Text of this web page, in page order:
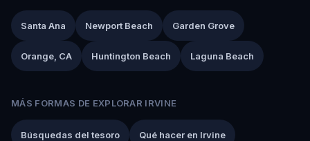
Santa Ana Newport Beach Garden Grove
Orange, CA Huntington Beach Laguna Beach
MÁS FORMAS DE EXPLORAR IRVINE
Búsquedas del tesoro Qué hacer en Irvine